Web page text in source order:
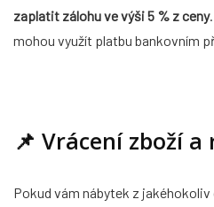
zaplatit zálohu ve výši 5 % z ceny
mohou využít platbu bankovním
📌 Vrácení zboží a
Pokud vám nábytek z